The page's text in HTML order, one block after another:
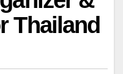
Thailand